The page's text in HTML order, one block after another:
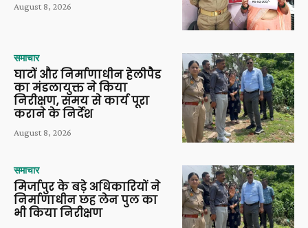
August 8, 2026
समाचार
घाटों और निर्माणाधीन हेलीपैड
का मंडलायुक्त ने किया
निरीक्षण, समय से कार्य पूरा
कराने के निर्देश
August 8, 2026
समाचार
मिर्जापुर के बड़े अधिकारियों ने
निर्माणाधीन छह लेन पुल का
भी किया निरीक्षण